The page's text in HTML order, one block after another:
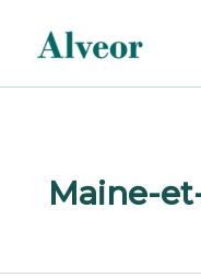
contenu
Maine-